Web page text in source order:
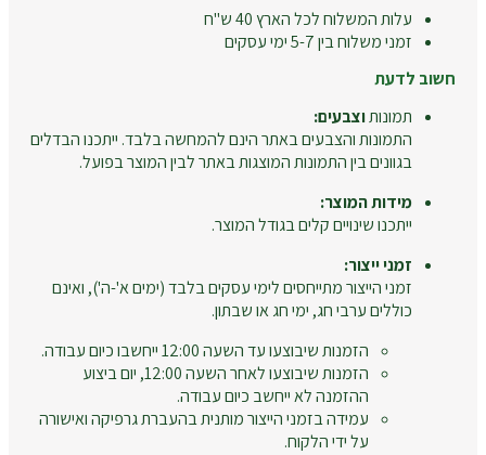
עלות המשלוח לכל הארץ 40 ש"ח
זמני משלוח בין 5-7 ימי עסקים
חשוב לדעת
תמונותוצבעים:
התמונות והצבעים באתר הינם להמחשה בלבד. ייתכנו הבדלים
בגוונים בין התמונות המוצגות באתר לבין המוצר בפועל.
מידות המוצר:
ייתכנו שינויים קלים בגודל המוצר.
זמני ייצור:
זמני הייצור מתייחסים לימי עסקים בלבד (ימים א'-ה'), ואינם
כוללים ערבי חג, ימי חג או שבתון.
הזמנות שיבוצעו עד השעה 12:00 ייחשבו כיום עבודה.
הזמנות שיבוצעו לאחר השעה 12:00, יום ביצוע
ההזמנה לא ייחשב כיום עבודה.
עמידה בזמני הייצור מותנית בהעברת גרפיקה ואישורה
על ידי הלקוח.